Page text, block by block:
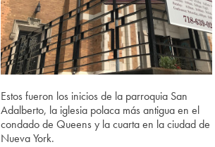
Estos fueron los inicios de la parroquia San
Adalberto, la iglesia polaca más antigua en el
condado de Queens y la cuarta en la ciudad de
Nueva York.